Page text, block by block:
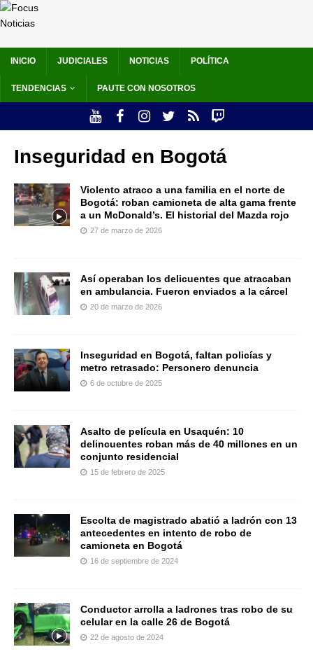
INICIO JUDICIALES NOTICIAS POLÍTICA
TENDENCIAS PAUTE CON NOSOTROS
Inseguridad en Bogotá
Violento atraco a una familia en el norte de
Bogotá: roban camioneta de alta gama frente
a un McDonald’s. El historial del Mazda rojo
27 de marzo de 2026
Así operaban los delicuentes que atracaban
en ambulancia. Fueron enviados a la cárcel
20 de marzo de 2026
Inseguridad en Bogotá, faltan policías y
metro retrasado: Personero denuncia
6 de octubre de 2025
Asalto de película en Usaquén: 10
delincuentes roban más de 40 millones en un
conjunto residencial
15 de febrero de 2025
Escolta de magistrado abatió a ladrón con 13
antecedentes en intento de robo de
camioneta en Bogotá
16 de septiembre de 2024
Conductor arrolla a ladrones tras robo de su
celular en la calle 26 de Bogotá
22 de agosto de 2024